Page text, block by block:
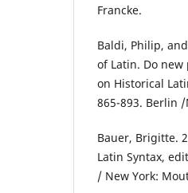
Francke.
Baldi, Philip,
of Latin. Do
on Historical
865-893. Berlin
Bauer, Brigitte.
Latin Syntax,
/ New York: